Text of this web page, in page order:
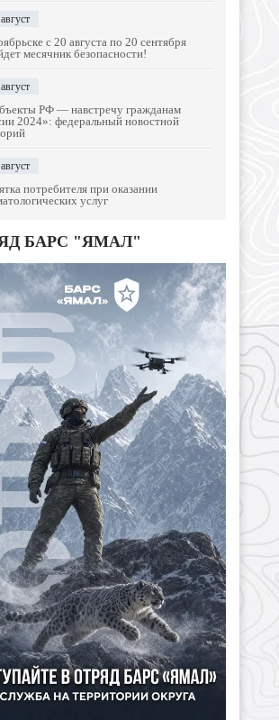
с 20 августа по 20 сентября
месячник безопасности!
РФ — навстречу гражданам
2024»: федеральный новостной
потребителя при оказании
услуг
БАРС "ЯМАЛ"